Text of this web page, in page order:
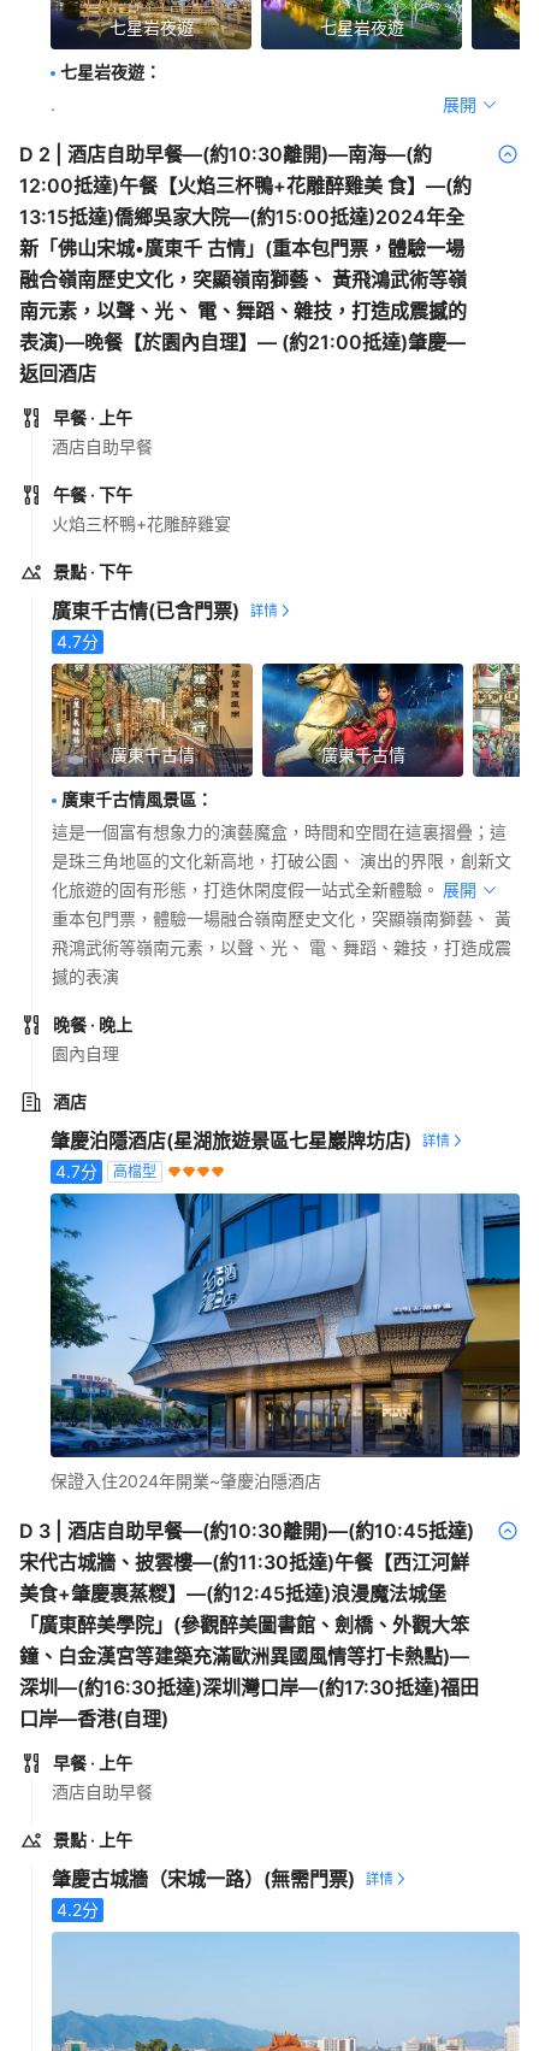
七星岩夜遊 七星岩夜遊
七星岩夜遊 ：
.
展開
D 2
酒店自助早餐—(約10:30離開)—南海—(約
12:00抵達)午餐【火焰三杯鴨+花雕醉雞美 食】—(約
13:15抵達)僑鄉吳家大院—(約15:00抵達)2024年全
新「佛山宋城•廣東千 古情」(重本包門票，體驗一場
融合嶺南歷史文化，突顯嶺南獅藝、 黃飛鴻武術等嶺
南元素，以聲、光、 電、舞蹈、雜技，打造成震撼的
表演)—晚餐【於園內自理】— (約21:00抵達)肇慶—
返回酒店
早餐 · 上午
酒店自助早餐
午餐 · 下午
火焰三杯鴨+花雕醉雞宴
景點 · 下午
廣東千古情(已含門票)
4.7分
廣東千古情 廣東千古情
廣東千古情風景區 ：
這是一個富有想象力的演藝魔盒，時間和空間在這裏摺疊；這
是珠三角地區的文化新高地，打破公園、 演出的界限，創新文
化旅遊的固有形態，打造休閑度假一站式全新體驗。 展開
重本包門票，體驗一場融合嶺南歷史文化，突顯嶺南獅藝、 黃
飛鴻武術等嶺南元素，以聲、光、 電、舞蹈、雜技，打造成震
撼的表演
晚餐 · 晚上
園內自理
酒店
肇慶泊隱酒店(星湖旅遊景區七星巖牌坊店)
4.7分 高檔型
保證入住2024年開業~肇慶泊隱酒店
D 3
酒店自助早餐—(約10:30離開)—(約10:45抵達)
宋代古城牆、披雲樓—(約11:30抵達)午餐【西江河鮮
美食+肇慶裹蒸糉】—(約12:45抵達)浪漫魔法城堡
「廣東醉美學院」(參觀醉美圖書館、劍橋、外觀大笨
鐘、白金漢宮等建築充滿歐洲異國風情等打卡熱點)—
深圳—(約16:30抵達)深圳灣口岸—(約17:30抵達)福田
口岸—香港(自理)
早餐 · 上午
酒店自助早餐
景點 · 上午
肇慶古城牆（宋城一路） (無需門票)
4.2分